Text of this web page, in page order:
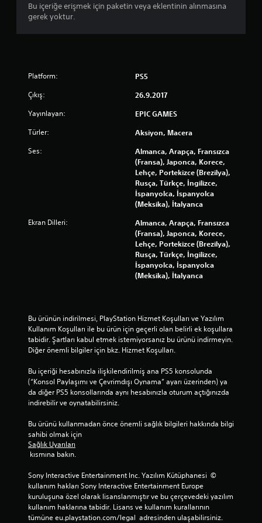
ı
z
Bu içeriğe erişmek için paketin veya eklentinin alınmasına
gerek yoktur.
Platform: PS5
Çıkış: 26.9.2017
Yayınlayan: EPIC GAMES
Türler: Aksiyon, Macera
Ses:
Almanca, Arapça, Fransızca
(Fransa), Japonca, Korece,
Lehçe, Portekizce (Brezilya),
Rusça, Türkçe, İngilizce,
İspanyolca, İspanyolca
(Meksika), İtalyanca
Ekran Dilleri:
Almanca, Arapça, Fransızca
(Fransa), Japonca, Korece,
Lehçe, Portekizce (Brezilya),
Rusça, Türkçe, İngilizce,
İspanyolca, İspanyolca
(Meksika), İtalyanca
Bu ürünün indirilmesi, PlayStation Hizmet Koşulları ve Yazılım
Kullanım Koşulları ile bu ürün için geçerli olan belirli ek koşullara
tabidir. Şartları kabul etmek istemiyorsanız bu ürünü indirmeyin.
Diğer önemli bilgiler için bkz. Hizmet Koşulları.
Bu içeriği hesabınızla ilişkilendirilmiş ana PS5 konsolunda
(“Konsol Paylaşımı ve Çevrimdışı Oynama” ayarı üzerinden) ya
da diğer PS5 konsollarında aynı hesabınızla oturum açtığınızda
indirebilir ve oynatabilirsiniz.
Bu ürünü kullanmadan önce önemli sağlık bilgileri hakkında bilgi
sahibi olmak için
Sağlık Uyarıları
kısmına bakın.
Sony Interactive Entertainment Inc. Yazılım Kütüphanesi  ©
kullanım hakları Sony Interactive Entertainment Europe
kuruluşuna özel olarak lisanslanmıştır ve bu çerçevedeki yazılım
kullanım haklarına tabidir. Lisans ve kullanım kurallarının
tümüne eu.playstation.com/legal  adresinden ulaşabilirsiniz.